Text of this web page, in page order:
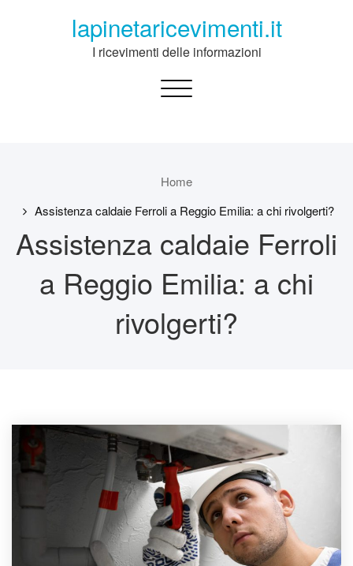
lapinetaricevimenti.it
I ricevimenti delle informazioni
Toggle
Home
Assistenza caldaie Ferroli a Reggio Emilia: a chi rivolgerti?
Assistenza caldaie Ferroli
a Reggio Emilia: a chi
rivolgerti?